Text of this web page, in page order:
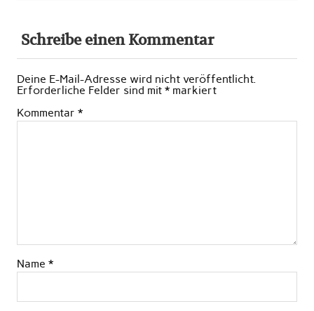
Schreibe einen Kommentar
Deine E-Mail-Adresse wird nicht veröffentlicht.
Erforderliche Felder sind mit * markiert
Kommentar *
Name *